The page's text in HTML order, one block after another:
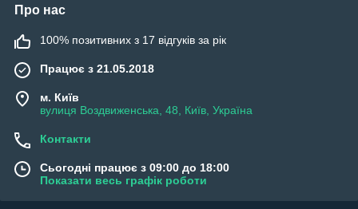
Про нас
100% позитивних з 17 відгуків за рік
Працює з 21.05.2018
м. Київ
вулиця Воздвиженська, 48, Київ, Україна
Контакти
Сьогодні працює з 09:00 до 18:00
Показати весь графік роботи